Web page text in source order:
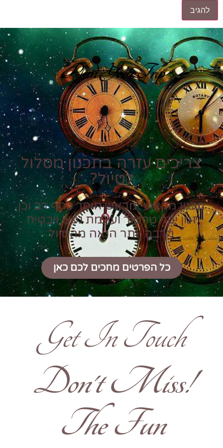
Plan Your Trip
צריכים עזרה בתכנון מסלול
לטיול?
תכנון מקצועי מראש חוסך כסף רב וכן
זמן יקר טרטור ועוגמת נפש ויבטיח
הרבה יותר הנאה מהטיול
כל הפרטים מחכים לכם כאן
Get In Touch
!Don't Miss
The Fun